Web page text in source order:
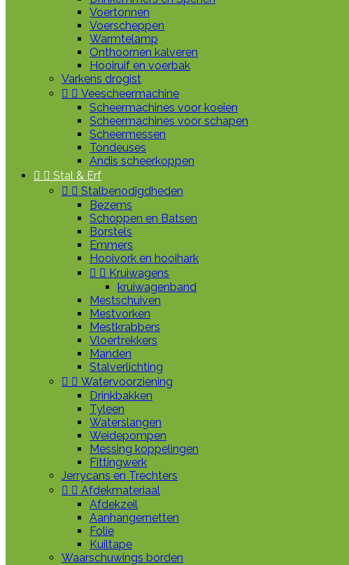
Voertonnen
Voerscheppen
Warmtelamp
Onthoornen kalveren
Hooiruif en voerbak
Varkens drogist
  Veescheermachine
Scheermachines voor koeien
Scheermachines voor schapen
Scheermessen
Tondeuses
Andis scheerkoppen
  Stal & Erf
  Stalbenodigdheden
Bezems
Schoppen en Batsen
Borstels
Emmers
Hooivork en hooihark
  Kruiwagens
kruiwagenband
Mestschuiven
Mestvorken
Mestkrabbers
Vloertrekkers
Manden
Stalverlichting
  Watervoorziening
Drinkbakken
Tyleen
Waterslangen
Weidepompen
Messing koppelingen
Fittingwerk
Jerrycans en Trechters
  Afdekmateriaal
Afdekzeil
Aanhangernetten
Folie
Kuiltape
Waarschuwings borden